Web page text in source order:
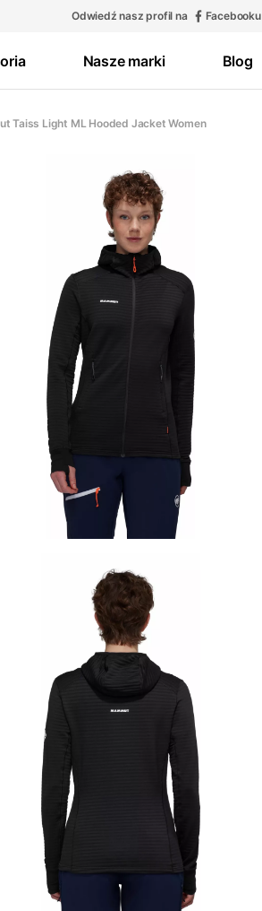
Odwiedź nasz profil na Facebooku
Nasze marki Blog
Taiss Light ML Hooded Jacket Women